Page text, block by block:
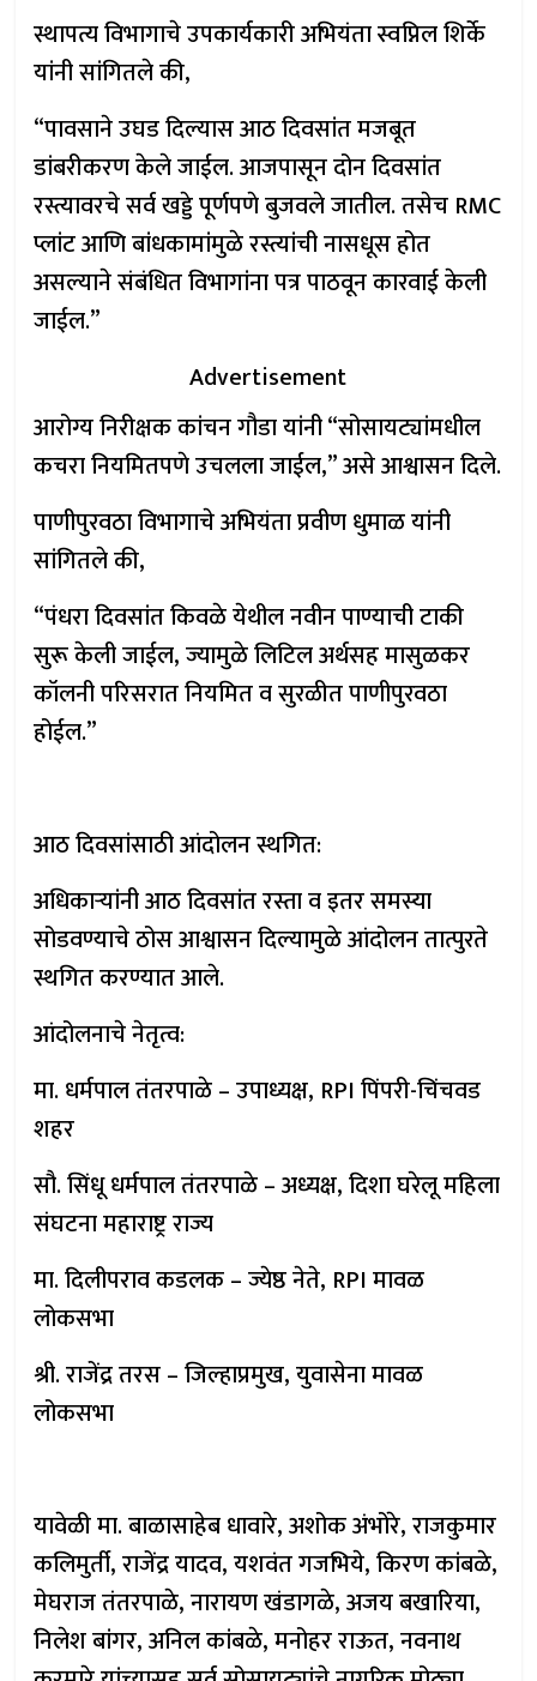
स्थापत्य विभागाचे उपकार्यकारी अभियंता स्वप्निल शिर्के
यांनी सांगितले की,
“पावसाने उघड दिल्यास आठ दिवसांत मजबूत
डांबरीकरण केले जाईल. आजपासून दोन दिवसांत
रस्त्यावरचे सर्व खड्डे पूर्णपणे बुजवले जातील. तसेच RMC
प्लांट आणि बांधकामांमुळे रस्त्यांची नासधूस होत
असल्याने संबंधित विभागांना पत्र पाठवून कारवाई केली
जाईल.”
Advertisement
आरोग्य निरीक्षक कांचन गौडा यांनी “सोसायट्यांमधील
कचरा नियमितपणे उचलला जाईल,” असे आश्वासन दिले.
पाणीपुरवठा विभागाचे अभियंता प्रवीण धुमाळ यांनी
सांगितले की,
“पंधरा दिवसांत किवळे येथील नवीन पाण्याची टाकी
सुरू केली जाईल, ज्यामुळे लिटिल अर्थसह मासुळकर
कॉलनी परिसरात नियमित व सुरळीत पाणीपुरवठा
होईल.”
आठ दिवसांसाठी आंदोलन स्थगित:
अधिकाऱ्यांनी आठ दिवसांत रस्ता व इतर समस्या
सोडवण्याचे ठोस आश्वासन दिल्यामुळे आंदोलन तात्पुरते
स्थगित करण्यात आले.
आंदोलनाचे नेतृत्व:
मा. धर्मपाल तंतरपाळे – उपाध्यक्ष, RPI पिंपरी-चिंचवड
शहर
सौ. सिंधू धर्मपाल तंतरपाळे – अध्यक्ष, दिशा घरेलू महिला
संघटना महाराष्ट्र राज्य
मा. दिलीपराव कडलक – ज्येष्ठ नेते, RPI मावळ
लोकसभा
श्री. राजेंद्र तरस – जिल्हाप्रमुख, युवासेना मावळ
लोकसभा
यावेळी मा. बाळासाहेब धावारे, अशोक अंभोरे, राजकुमार
कलिमुर्ती, राजेंद्र यादव, यशवंत गजभिये, किरण कांबळे,
मेघराज तंतरपाळे, नारायण खंडागळे, अजय बखारिया,
निलेश बांगर, अनिल कांबळे, मनोहर राऊत, नवनाथ